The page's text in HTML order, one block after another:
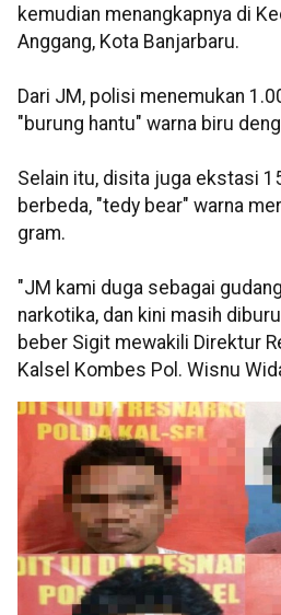
kemudian menangkapnya di
Anggang, Kota Banjarbaru.
Dari JM, polisi menemukan
"burung hantu" warna biru
Selain itu, disita juga ekstasi
berbeda, "tedy bear" warna
gram.
"JM kami duga sebagai
narkotika, dan kini masih
beber Sigit mewakili Direktur
Kalsel Kombes Pol. Wisnu